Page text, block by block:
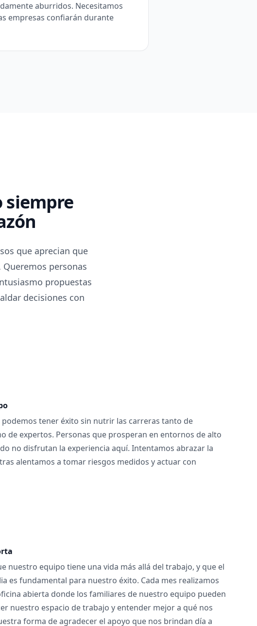
aburridos. Necesitamos
empresas confiarán durante
siempre
que aprecian que
Queremos personas
propuestas
decisiones con
podemos tener éxito sin nutrir las carreras tanto de
de expertos. Personas que prosperan en entornos de alto
no disfrutan la experiencia aquí. Intentamos abrazar la
alentamos a tomar riesgos medidos y actuar con
nuestro equipo tiene una vida más allá del trabajo, y que el
es fundamental para nuestro éxito. Cada mes realizamos
abierta donde los familiares de nuestro equipo pueden
nuestro espacio de trabajo y entender mejor a qué nos
forma de agradecer el apoyo que nos brindan día a